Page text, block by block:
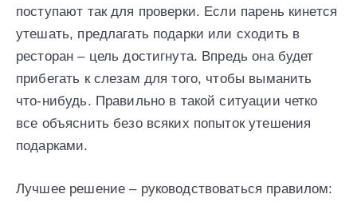
поступают так для проверки. Если парень кинется
утешать, предлагать подарки или сходить в
ресторан – цель достигнута. Впредь она будет
прибегать к слезам для того, чтобы выманить
что-нибудь. Правильно в такой ситуации четко
все объяснить безо всяких попыток утешения
подарками.
Лучшее решение – руководствоваться правилом: